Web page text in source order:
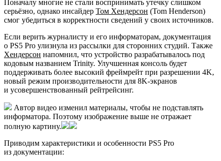
Поначалу многие не стали воспринимать утечку слишком
серьёзно, однако инсайдер Том Хендерсон (Tom Henderson)
смог убедиться в корректности сведений у своих источников.
Если верить журналисту и его информаторам, документация
о PS5 Pro улизнула из рассылки для сторонних студий. Также
Хендерсон напомнил, что устройство разрабатывалось под
кодовым названием Trinity. Улучшенная консоль будет
поддерживать более высокий фреймрейт при разрешении 4K,
новый режим производительности для 8K-экранов
и усовершенствованный рейтрейсинг.
Автор видео изменил материалы, чтобы не подставлять
информатора. Поэтому изображение выше не отражает
полную картину.
Приводим характеристики и особенности PS5 Pro
из документации: